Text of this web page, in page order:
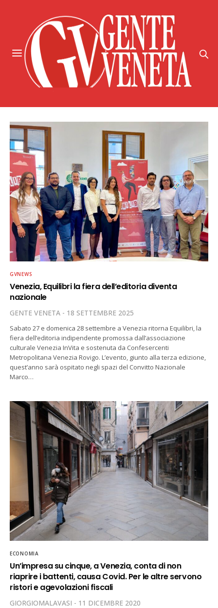
GVNEWS
Venezia, Equilibri la fiera dell’editoria diventa
nazionale
GENTE VENETA 18 SETTEMBRE 2025
Sabato 27 e domenica 28 settembre a Venezia ritorna Equilibri, la
fiera dell’editoria indipendente promossa dall’associazione
culturale Venezia InVita e sostenuta da Confesercenti
Metropolitana Venezia Rovigo. L’evento, giunto alla terza edizione,
quest’anno sarà ospitato negli spazi del Convitto Nazionale
Marco…
ECONOMIA
Un’impresa su cinque, a Venezia, conta di non
riaprire i battenti, causa Covid. Per le altre servono
ristori e agevolazioni fiscali
GIORGIOMALAVASI 11 DICEMBRE 2020